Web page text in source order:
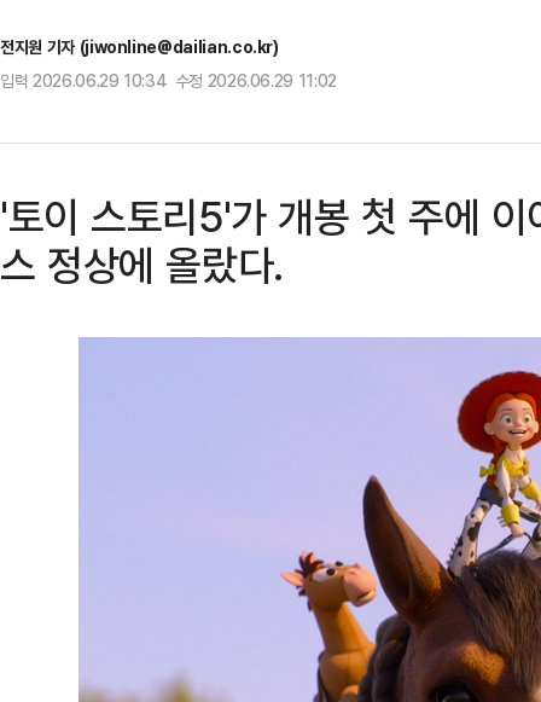
전지원 기자 (jiwonline@dailian.co.kr)
입력 2026.06.29 10:34 수정 2026.06.29 11:02
'토이 스토리5'가 개봉 첫 주에
스 정상에 올랐다.